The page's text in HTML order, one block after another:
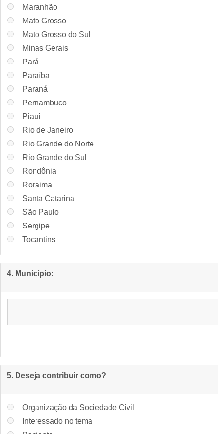
Maranhão
Mato Grosso
Mato Grosso do Sul
Minas Gerais
Pará
Paraíba
Paraná
Pernambuco
Piauí
Rio de Janeiro
Rio Grande do Norte
Rio Grande do Sul
Rondônia
Roraima
Santa Catarina
São Paulo
Sergipe
Tocantins
4. Município:
5. Deseja contribuir como?
Organização da Sociedade Civil
Interessado no tema